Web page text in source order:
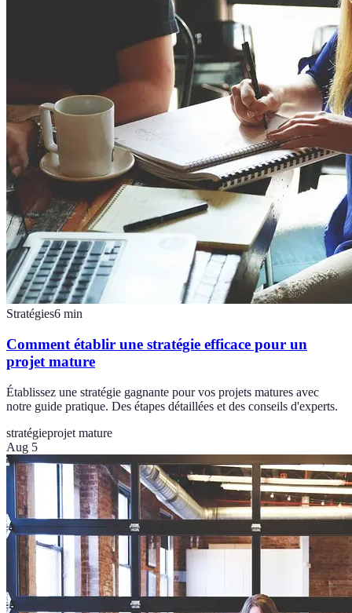
Stratégies6 min
Comment établir une stratégie efficace pour un
projet mature
Établissez une stratégie gagnante pour vos projets matures avec
notre guide pratique. Des étapes détaillées et des conseils d'experts.
stratégieprojet mature
Aug 5